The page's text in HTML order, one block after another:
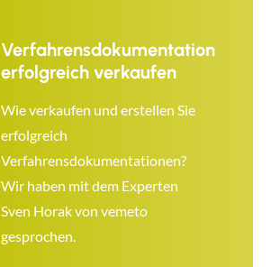
Verfahrensdokumentation
erfolgreich verkaufen
Wie verkaufen und erstellen Sie
erfolgreich
Verfahrensdokumentationen?
Wir haben mit dem Experten
Sven Horak von vemeto
gesprochen.